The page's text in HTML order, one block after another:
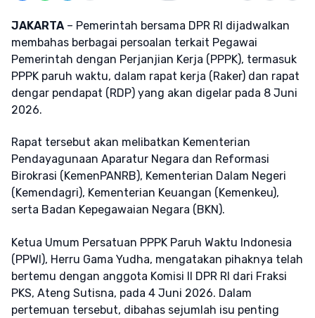
JAKARTA – Pemerintah bersama DPR RI dijadwalkan
membahas berbagai persoalan terkait Pegawai
Pemerintah dengan Perjanjian Kerja (PPPK), termasuk
PPPK paruh waktu, dalam rapat kerja (Raker) dan rapat
dengar pendapat (RDP) yang akan digelar pada 8 Juni
2026.
Rapat tersebut akan melibatkan Kementerian
Pendayagunaan Aparatur Negara dan Reformasi
Birokrasi (KemenPANRB), Kementerian Dalam Negeri
(Kemendagri), Kementerian Keuangan (Kemenkeu),
serta Badan Kepegawaian Negara (BKN).
Ketua Umum Persatuan PPPK Paruh Waktu Indonesia
(PPWI), Herru Gama Yudha, mengatakan pihaknya telah
bertemu dengan anggota Komisi II DPR RI dari Fraksi
PKS, Ateng Sutisna, pada 4 Juni 2026. Dalam
pertemuan tersebut, dibahas sejumlah isu penting